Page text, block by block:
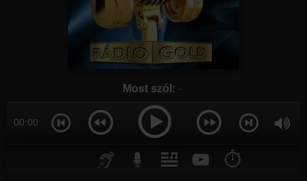
Most szól: -
00:00
⏱️